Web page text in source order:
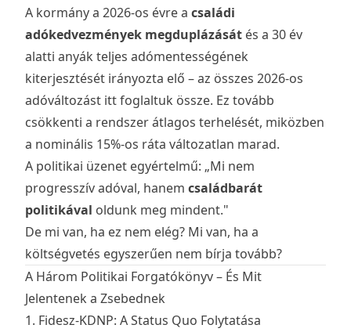
A kormány a 2026-os évre a családi
adókedvezmények megduplázását és a 30 év
alatti anyák teljes adómentességének
kiterjesztését irányozta elő – az összes 2026-os
adóváltozást itt foglaltuk össze. Ez tovább
csökkenti a rendszer átlagos terhelését, miközben
a nominális 15%-os ráta változatlan marad.
A politikai üzenet egyértelmű: „Mi nem
progresszív adóval, hanem családbarát
politikával oldunk meg mindent."
De mi van, ha ez nem elég? Mi van, ha a
költségvetés egyszerűen nem bírja tovább?
A Három Politikai Forgatókönyv – És Mit
Jelentenek a Zsebednek
1. Fidesz-KDNP: A Status Quo Folytatása